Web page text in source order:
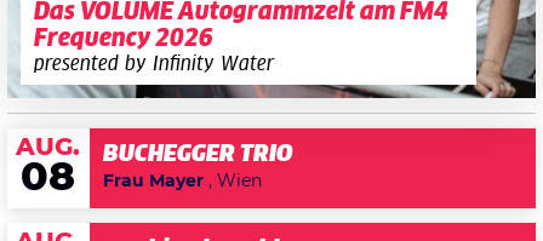
Das VOLUME Autogrammzelt am FM4
Frequency 2026
presented by Infinity Water
AUG.
08
BUCHEGGER TRIO
Frau Mayer , Wien